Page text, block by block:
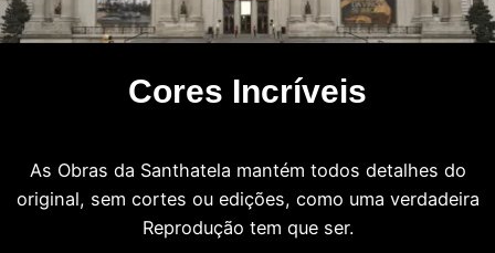
Cores Incríveis
As Obras da Santhatela mantém todos detalhes do
original, sem cortes ou edições, como uma verdadeira
Reprodução tem que ser.